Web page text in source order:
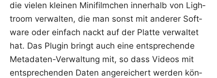
die vie­len klei­nen Mini­film­chen inner­halb von Ligh­
t­room ver­wal­ten, die man sonst mit ande­rer Soft­
ware oder ein­fach nackt auf der Plat­te ver­wal­tet
hat. Das Plug­in bringt auch eine ent­spre­chen­de
Meta­da­ten-Ver­wal­tung mit, so dass Vide­os mit
ent­spre­chen­den Daten ange­rei­chert wer­den kön­